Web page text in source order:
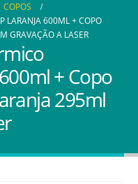
COPOS
LARANJA 600ML + COPO
GRAVAÇÃO A LASER
+ Copo
295ml